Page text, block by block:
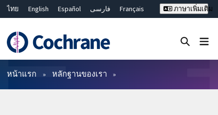
ไทย English Español فارسی
Français
Bahasa Malaysia
繁體中文 简体中文
ภาษาเพิ่มเติม
ตัวกรอง
หน้าแรก หลักฐานของเรา